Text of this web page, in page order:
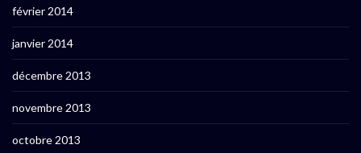
février 2014
janvier 2014
décembre 2013
novembre 2013
octobre 2013